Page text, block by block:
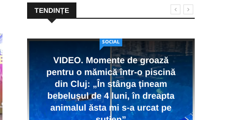
TENDINȚE
SOCIAL
VIDEO. Momente de groază
pentru o mămică într-o piscină
din Cluj: „În stânga țineam
bebelușul de 4 luni, în dreapta
animalul ăsta mi s-a urcat pe